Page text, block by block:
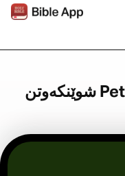
شوێنکەوتن Pete Briscoe لە ئەپی کتێبی